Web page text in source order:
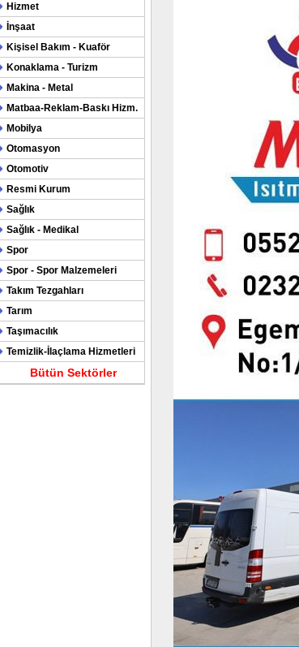
Hizmet
İnşaat
Kişisel Bakım - Kuaför
Konaklama - Turizm
Makina - Metal
Matbaa-Reklam-Baskı Hizm.
Mobilya
Otomasyon
Otomotiv
Resmi Kurum
Sağlık
Sağlık - Medikal
Spor
Spor - Spor Malzemeleri
Takım Tezgahları
Tarım
Taşımacılık
Temizlik-İlaçlama Hizmetleri
Bütün Sektörler